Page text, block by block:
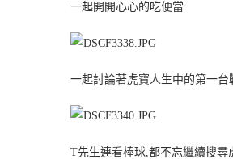
一起開開心心的吃便當
一起討論著虎寶人生中的第一台
T先生連看棒球,都不忘繼續搜尋